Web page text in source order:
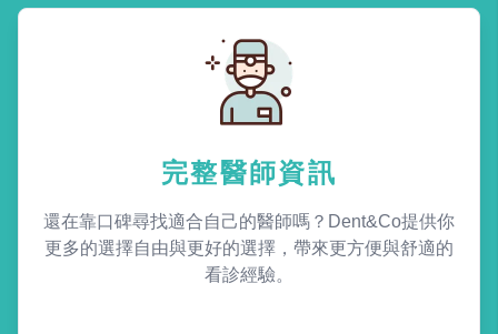
完整醫師資訊
還在靠口碑尋找適合自己的醫師嗎？Dent&Co提供你
更多的選擇自由與更好的選擇，帶來更方便與舒適的
看診經驗。